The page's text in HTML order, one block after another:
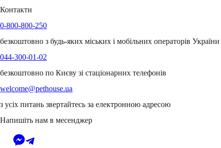
Контакти
0-800-800-250
безкоштовно з будь-яких міських і мобільних операторів України
044-300-01-02
безкоштовно по Києву зі стаціонарних телефонів
welcome@pethouse.ua
з усіх питань звертайтесь за електронною адресою
Напишіть нам в месенджер